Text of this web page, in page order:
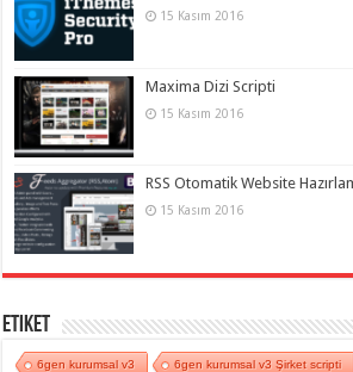
15 Kasım 2016
Maxima Dizi Scripti
15 Kasım 2016
RSS Otomatik Website
15 Kasım 2016
Etiket
6gen kurumsal v3 6gen kurumsal v3 Şirket scripti